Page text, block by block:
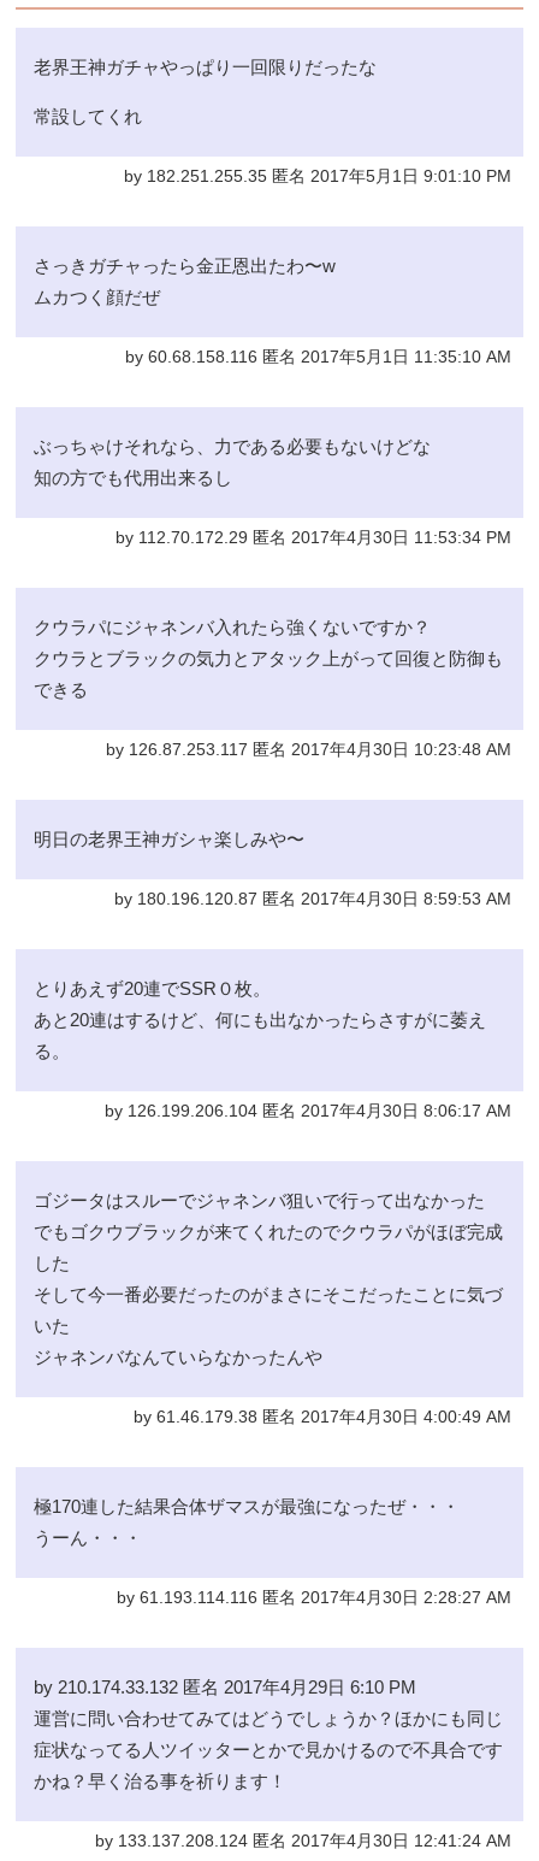
老界王神ガチャやっぱり一回限りだったな
常設してくれ
by 182.251.255.35 匿名 2017年5月1日 9:01:10 PM
さっきガチャったら金正恩出たわ〜w
ムカつく顔だぜ
by 60.68.158.116 匿名 2017年5月1日 11:35:10 AM
ぶっちゃけそれなら、力である必要もないけどな
知の方でも代用出来るし
by 112.70.172.29 匿名 2017年4月30日 11:53:34 PM
クウラパにジャネンバ入れたら強くないですか？
クウラとブラックの気力とアタック上がって回復と防御も
できる
by 126.87.253.117 匿名 2017年4月30日 10:23:48 AM
明日の老界王神ガシャ楽しみや〜
by 180.196.120.87 匿名 2017年4月30日 8:59:53 AM
とりあえず20連でSSR０枚。
あと20連はするけど、何にも出なかったらさすがに萎え
る。
by 126.199.206.104 匿名 2017年4月30日 8:06:17 AM
ゴジータはスルーでジャネンバ狙いで行って出なかった
でもゴクウブラックが来てくれたのでクウラパがほぼ完成
した
そして今一番必要だったのがまさにそこだったことに気づ
いた
ジャネンバなんていらなかったんや
by 61.46.179.38 匿名 2017年4月30日 4:00:49 AM
極170連した結果合体ザマスが最強になったぜ・・・
うーん・・・
by 61.193.114.116 匿名 2017年4月30日 2:28:27 AM
by 210.174.33.132 匿名 2017年4月29日 6:10 PM
運営に問い合わせてみてはどうでしょうか？ほかにも同じ
症状なってる人ツイッターとかで見かけるので不具合です
かね？早く治る事を祈ります！
by 133.137.208.124 匿名 2017年4月30日 12:41:24 AM